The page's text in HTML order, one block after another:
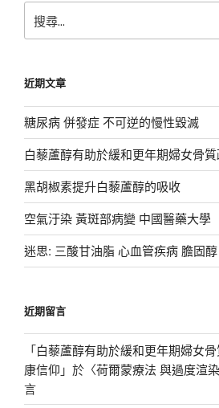
搜
尋
字:
近期文章
糖尿病 併發症 不可逆的慢性毀滅
白藜蘆醇有助於緩和更年期婦女骨
黑胡椒素提升白藜蘆醇的吸收
空氣汙染 黃斑部病變 中國醫藥大學
迷思: 三酸甘油脂 心血管疾病 膽固醇
近期留言
「白藜蘆醇有助於緩和更年期婦女
康信仰 」於〈荷爾蒙療法 與過度渲
言